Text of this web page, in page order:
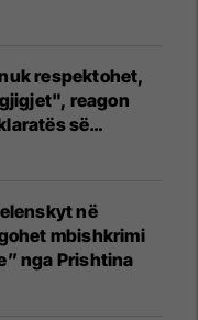
respektohet,
reagon
së
në
mbishkrimi
nga Prishtina